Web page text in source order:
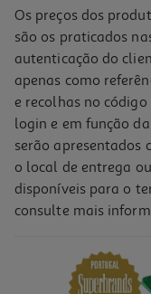
Os preços dos
são os praticados
autenticação do
apenas como
e recolhas no
login e em função
serão apresentados
o local de entrega
disponíveis para o
consulte mais